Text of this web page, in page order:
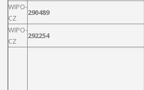
WIPO-
CZ
290489
WIPO-
CZ
292254